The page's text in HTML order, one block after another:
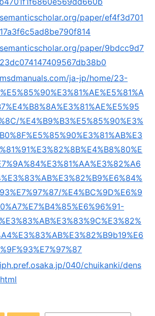
paper/ef4f3d701
paper/9bdcc9d7
ja-jp/home/23-
%E4%B9%B3%E5%85%90%E3%
%E4%BC%9D%E6%9
040/chuikanki/dens